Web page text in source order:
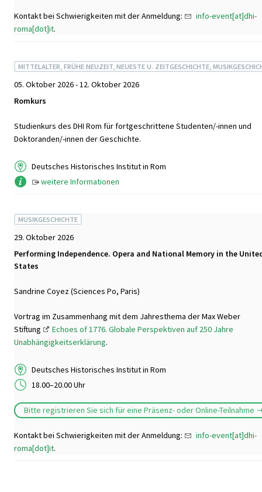
Kontakt bei Schwierigkeiten mit der Anmeldung:
info-event[at]dhi-
roma[dot]it.
MITTELALTER, FRÜHE NEUZEIT, NEUESTE U. ZEITGESCHICHTE,
05. Oktober 2026 - 12. Oktober 2026
Romkurs
Studienkurs des DHI Rom für fortgeschrittene Studenten/-innen und
Doktoranden/-innen der Geschichte.
Deutsches Historisches Institut in Rom
weitere Informationen
MUSIKGESCHICHTE
29. Oktober 2026
Performing Independence. Opera and National Memory in the
States
Sandrine Coyez (Sciences Po, Paris)
Vortrag im Zusammenhang mit dem Jahresthema der Max Weber
Stiftung
Echoes of 1776. Globale Perspektiven auf 250 Jahre
Unabhängigkeitserklärung.
Deutsches Historisches Institut in Rom
18.00–20.00 Uhr
Bitte registrieren Sie sich für eine Präsenz- oder Online-Teilnahme
Kontakt bei Schwierigkeiten mit der Anmeldung:
info-event[at]dhi-
roma[dot]it.